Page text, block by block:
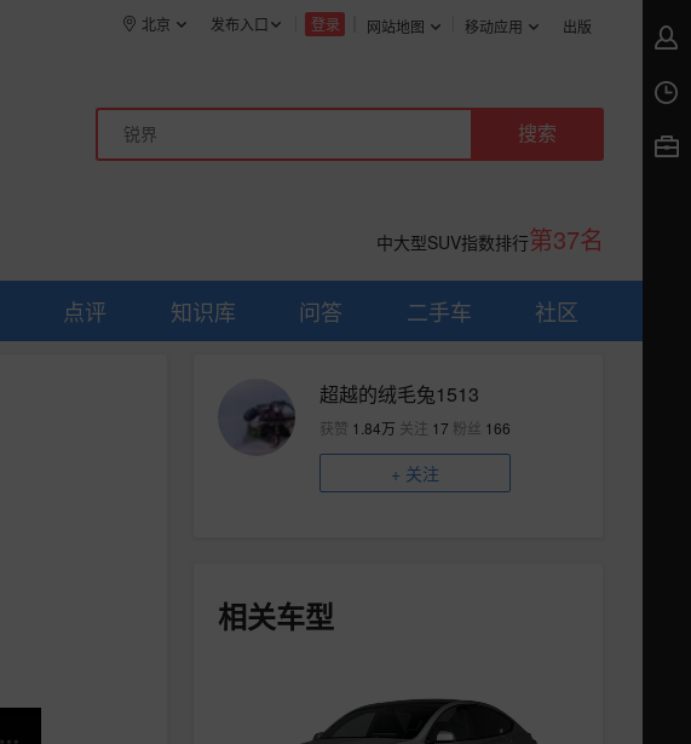
网站地图 移动应用 出版
登录
发布入口
北京
中大型SUV指数排行第37名
点评 知识库 问答 二手车 社区
超越的绒毛兔1513
获赞 1.84万 关注 17 粉丝 166
+ 关注
相关车型